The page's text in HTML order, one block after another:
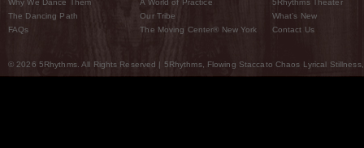
Why We Dance Them
The Dancing Path
FAQs
A World of Practice
Our Tribe
The Moving Center® New York
5Rhythms Theater
What’s New
Contact Us
© 2026 5Rhythms. All Rights Reserved | 5Rhythms, Flowing Staccato Chaos Lyrical